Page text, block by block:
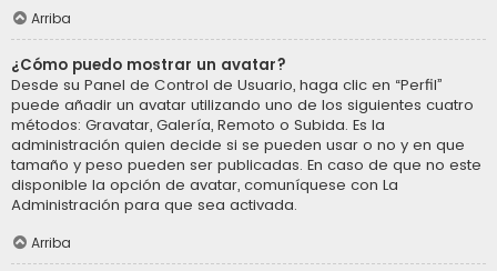
Arriba
¿Cómo puedo mostrar un avatar?
Desde su Panel de Control de Usuario, haga clic en “Perfil”
puede añadir un avatar utilizando uno de los siguientes cuatro
métodos: Gravatar, Galería, Remoto o Subida. Es la
administración quien decide si se pueden usar o no y en que
tamaño y peso pueden ser publicadas. En caso de que no este
disponible la opción de avatar, comuníquese con La
Administración para que sea activada.
Arriba